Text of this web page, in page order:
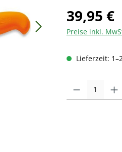
39,95 €
Preise inkl.
Lieferzeit:
Produkt